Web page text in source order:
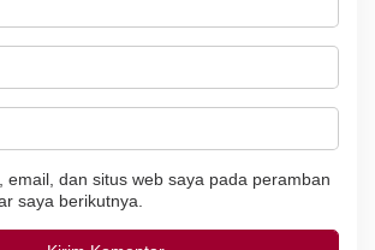
email, dan situs web saya pada peramban
saya berikutnya.